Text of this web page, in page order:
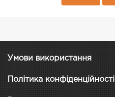
Умови використання
Політика конфіденційності